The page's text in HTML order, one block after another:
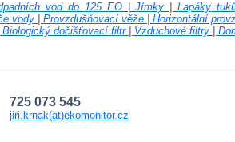
vod do 125 EO|Jímky |Lapáky
vody Provzdušňovací věže Horizontální
Biologický dočišťovací filtr| Vzduchové filtry
725 073 545
jiri.krnak(at)ekomonitor.cz